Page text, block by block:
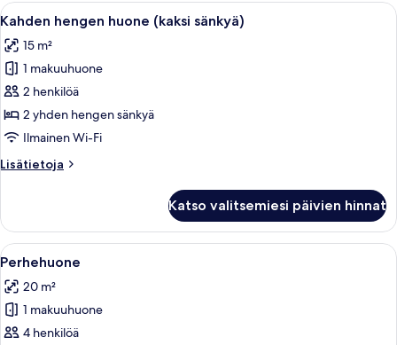
Avaa
kaikki
huonetyypin
Kahden
hengen
huone
(kaksi
kuvat
Hotellihuone, jossa on kaksi sänkyä,
12
Kahden hengen huone (kaksi sänkyä)
15 m²
1 makuuhuone
2 henkilöä
2 yhden hengen sänkyä
Ilmainen Wi-Fi
Lisätietoja
Lisätietoja
huone
(kaksi
sänkyä)
Katso valitsemiesi päivien hinnat
Avaa
kaikki
huonetyypin
Perhehuone
kuvat
Kerrossängyllä varustettu huone,
20
Perhehuone
20 m²
1 makuuhuone
4 henkilöä